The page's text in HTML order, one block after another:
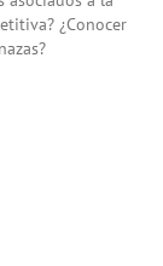
¿Conocer